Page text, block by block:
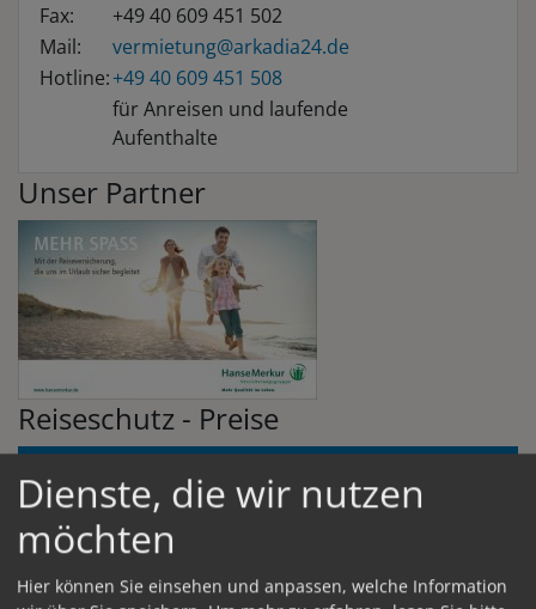
Fax:
+49 40 609 451 502
Mail:
vermietung@arkadia24.de
Hotline:+49 40 609 451 508
für Anreisen und laufende
Aufenthalte
Unser Partner
Reiseschutz - Preise
Arragement(€)
Reiseschutz
Leistungen 1
Reies-
100,00 6,00 5,00 0,96 0,80
Dienste, die wir nutzen
möchten
Hier können Sie einsehen und anpassen, welche Information